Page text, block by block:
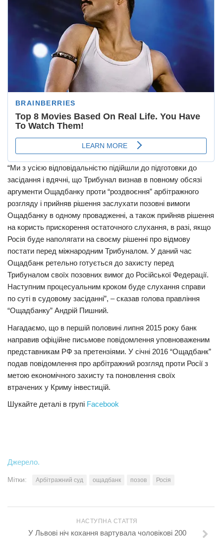
“Ми з усією відповідальністю підійшли до підготовки до
засідання і вдячні, що Трибунал визнав в повному обсязі
аргументи Ощадбанку проти “роздвоєння” арбітражного
розгляду і прийняв рішення заслухати позовні вимоги
Ощадбанку в одному провадженні, а також прийняв рішення
на користь прискорення остаточного слухання, в разі, якщо
Росія буде наполягати на своєму рішенні про відмову
постати перед міжнародним Трибуналом. У даний час
Ощадбанк ретельно готується до захисту перед
Трибуналом своїх позовних вимог до Російської Федерації.
Наступним процесуальним кроком буде слухання справи
по суті в судовому засіданні”, – сказав голова правління
“Ощадбанку” Андрій Пишний.
Нагадаємо, що в першій половині липня 2015 року банк
направив офіційне письмове повідомлення уповноваженим
представникам РФ за претензіями. У січні 2016 “Ощадбанк”
подав повідомлення про арбітражний розгляд проти Росії з
метою економічного захисту та поновлення своїх
втрачених у Криму інвестицій.
Шукайте деталі в групі Facebook
Джерело.
Мітки: Арбітражний суд ощадбанк позов Росія
НАСТУПНА СТАТТЯ
У Львові ніч кохання вартувала чоловікові 200